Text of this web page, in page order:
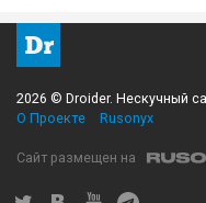
2026 © Droider. Нескучный
О Проекте
Rusonyx
Сайт размещен на